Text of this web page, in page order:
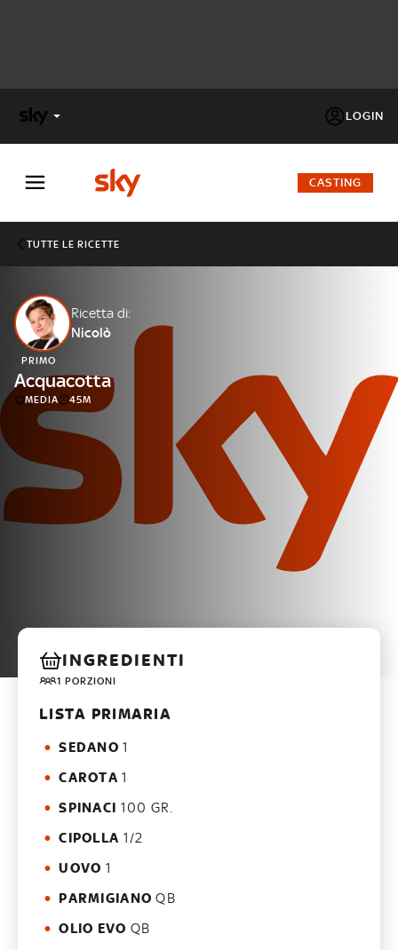
LOGIN
FACTOR
Cos’altro vedere:
PROGRAMMI SKY
Un mondo di offerte:
SKY.IT
NOW
CASTING
TUTTE LE RICETTE
Ricetta di:
Nicolò
PRIMO
Acquacotta
MEDIA 45M
INGREDIENTI
1 PORZIONI
LISTA PRIMARIA
SEDANO 1
CAROTA 1
SPINACI 100 GR.
CIPOLLA 1/2
UOVO 1
PARMIGIANO QB
OLIO EVO QB